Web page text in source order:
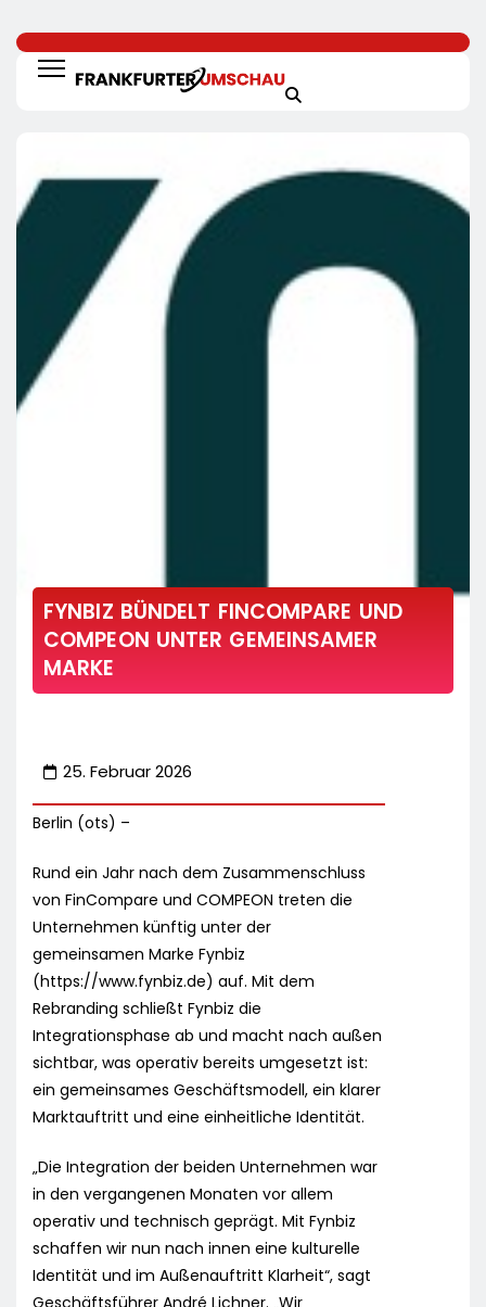
FYNBIZ BÜNDELT FINCOMPARE UND
COMPEON UNTER GEMEINSAMER
MARKE
25. Februar 2026
Berlin (ots) –
Rund ein Jahr nach dem Zusammenschluss
von FinCompare und COMPEON treten die
Unternehmen künftig unter der
gemeinsamen Marke Fynbiz
(https://www.fynbiz.de) auf. Mit dem
Rebranding schließt Fynbiz die
Integrationsphase ab und macht nach außen
sichtbar, was operativ bereits umgesetzt ist:
ein gemeinsames Geschäftsmodell, ein klarer
Marktauftritt und eine einheitliche Identität.
„Die Integration der beiden Unternehmen war
in den vergangenen Monaten vor allem
operativ und technisch geprägt. Mit Fynbiz
schaffen wir nun nach innen eine kulturelle
Identität und im Außenauftritt Klarheit“, sagt